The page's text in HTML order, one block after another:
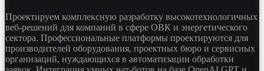
Проектируем комплексную разработку высокотехнологичных
веб-решений для компаний в сфере ОВК и энергетического
сектора. Профессиональные платформы проектируются для
производителей оборудования, проектных бюро и сервисных
организаций, нуждающихся в автоматизации обработки